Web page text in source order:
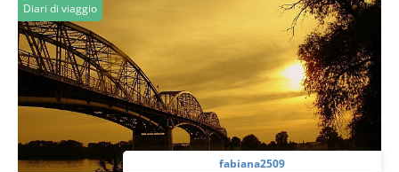
Diari di viaggio
fabiana2509